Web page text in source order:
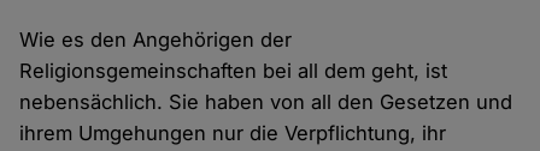
Wie es den Angehörigen der
Religionsgemeinschaften bei all dem geht, ist
nebensächlich. Sie haben von all den Gesetzen und
ihrem Umgehungen nur die Verpflichtung, ihr